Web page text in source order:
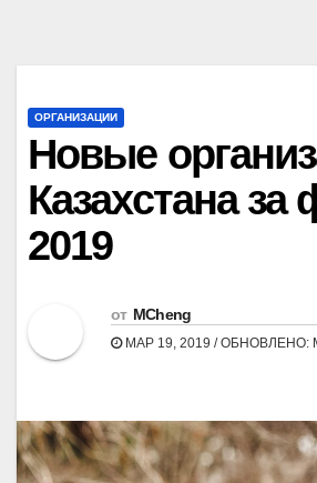
ОРГАНИЗАЦИИ
Новые
Казахстана за
2019
от MCheng
МАР 19, 2019 / ОБНОВЛЕНО: